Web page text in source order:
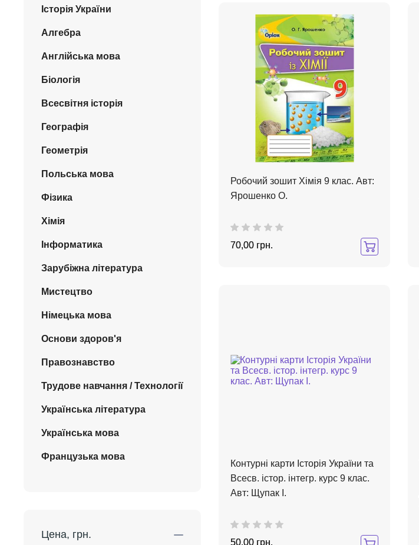
Робочий зошит Хімія 9 клас. Авт:
Ярошенко О.
70,00 грн.
Контурні карти Історія України та
Всесв. істор. інтегр. курс 9 клас.
Авт: Щупак І.
50,00 грн.
Історія України
Алгебра
Англійська мова
Біологія
Всесвітня історія
Географія
Геометрія
Польська мова
Фізика
Хімія
Інформатика
Зарубіжна література
Мистецтво
Німецька мова
Основи здоров'я
Правознавство
Трудове навчання / Технології
Українська література
Українська мова
Французька мова
Цена, грн.